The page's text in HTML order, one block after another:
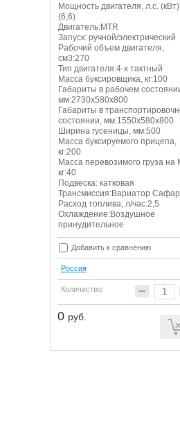
Мощность двигателя, л.с.
(6,6)
Двигатель:MTR
Запуск: ручной/электрический
Рабочий объем двигателя,
см3:270
Тип двигателя:4-х тактный
Масса буксировщика, кг:100
Габариты в рабочем
мм:2730х580х800
Габариты в
состоянии, мм:1550х580х800
Ширина гусеницы, мм:500
Масса буксируемого прицепа,
кг:200
Масса перевозимого груза на
кг:40
Подвеска: катковая
Трансмиссия:Вариатор
Расход топлива, л/час:2,5
Охлаждение:Воздушное
принудительное
Добавить к сравнению
Россия
Количество:
0 руб.